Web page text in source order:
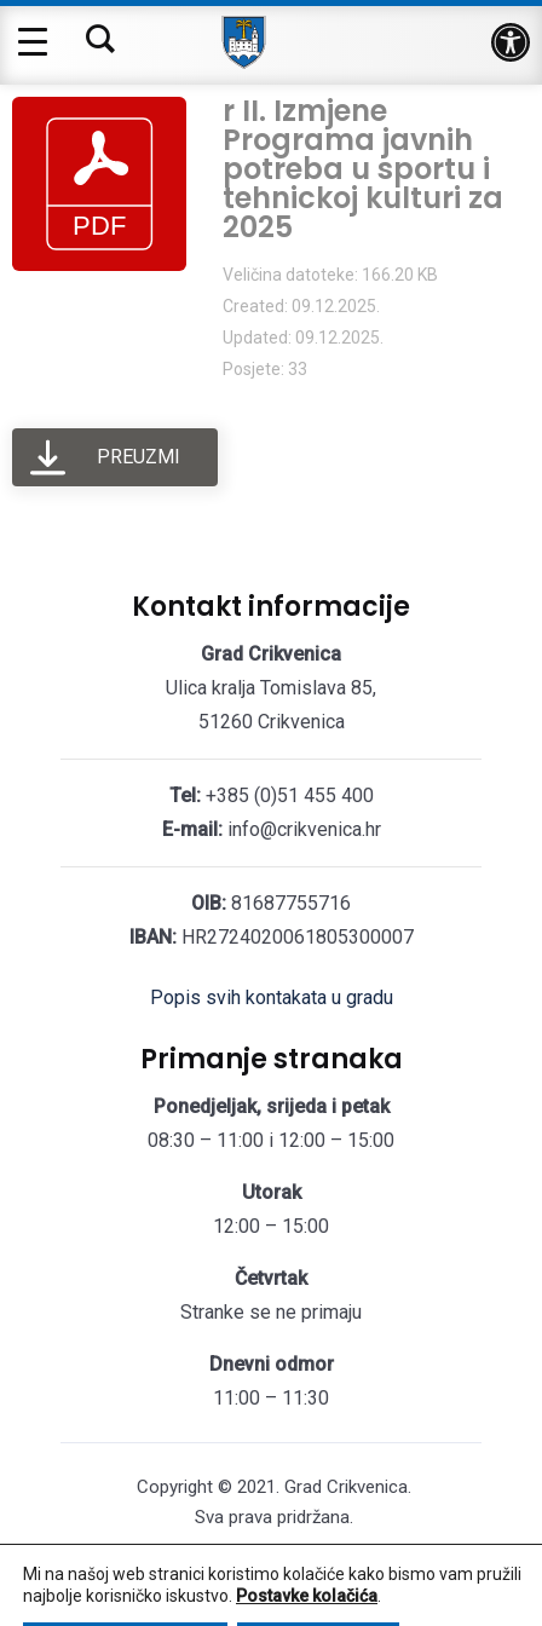
r II. Izmjene
Programa javnih
potreba u sportu i
tehnickoj kulturi za
2025
Veličina datoteke: 166.20 KB
Created: 09.12.2025.
Updated: 09.12.2025.
Posjete: 33
PREUZMI
Kontakt informacije
Grad Crikvenica
Ulica kralja Tomislava 85,
51260 Crikvenica
Tel:+385 (0)51 455 400
E-mail:info@crikvenica.hr
OIB: 81687755716
IBAN:HR2724020061805300007
Popis svih kontakata u gradu
Primanje stranaka
Ponedjeljak, srijeda i petak
08:30 – 11:00 i 12:00 – 15:00
Utorak
12:00 – 15:00
Četvrtak
Stranke se ne primaju
Dnevni odmor
11:00 – 11:30
Copyright © 2021. Grad Crikvenica.
Sva prava pridržana.
Pristupačnost mrežnih stranica
Održavanje web stranica: UNICITAS / Izrada:
Mi na našoj web stranici koristimo kolačiće kako bismo vam pružili
najbolje korisničko iskustvo.
Postavke kolačića